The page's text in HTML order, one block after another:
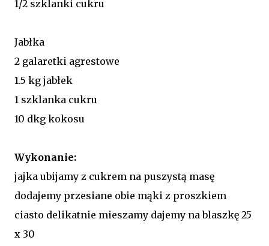
1/2 szklanki cukru
Jabłka
2 galaretki agrestowe
1.5 kg jabłek
1 szklanka cukru
10 dkg kokosu
Wykonanie:
jajka ubijamy z cukrem na puszystą masę
dodajemy przesiane obie mąki z proszkiem
ciasto delikatnie mieszamy dajemy na blaszkę 25
x 30